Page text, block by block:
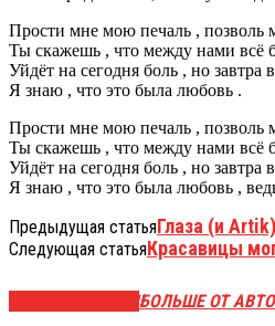
Прости мне мою печаль , позволь
Ты скажешь , что между нами всё
Уйдёт на сегодня боль , но завтра
Я знаю , что это была любовь .
Прости мне мою печаль , позволь
Ты скажешь , что между нами всё
Уйдёт на сегодня боль , но завтра
Я знаю , что это была любовь ,
Предыдущая статьяГлаза (и Artik)
Следующая статьяКрасавицы
БОЛЬШЕ ОТ